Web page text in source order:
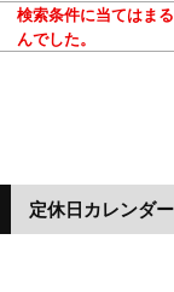
検索条件に当てはま
んでした。
定休日カレンダー